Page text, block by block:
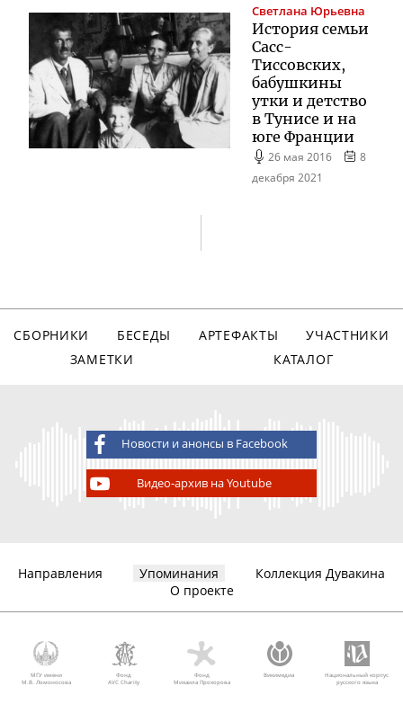
Светлана Юрьевна
История семьи
Сасс-
Тиссовских,
бабушкины
утки и детство
в Тунисе и на
юге Франции
26 мая 2016
8
декабря 2021
СБОРНИКИ БЕСЕДЫ АРТЕФАКТЫ
УЧАСТНИКИ
ЗАМЕТКИ
КАТАЛОГ
Новости и анонсы в Facebook
Видео-архив на Youtube
Направления Упоминания
Коллекция Дувакина
О проекте
МГУ имени
М.В. Ломоносова
Фонд
AVC Charity
Фонд
Михаила Прохорова
Викимедиа
Национальный корпус
русского языка